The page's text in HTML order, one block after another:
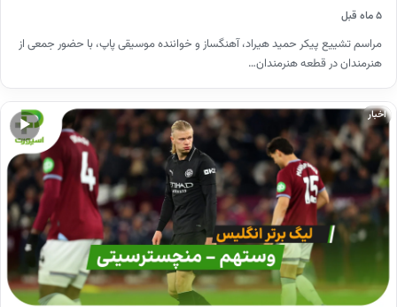
۵ ماه قبل
مراسم تشییع پیکر حمید هیراد، آهنگساز و خواننده موسیقی پاپ، با حضور جمعی از
هنرمندان در قطعه هنرمندان…
▶
اخبار